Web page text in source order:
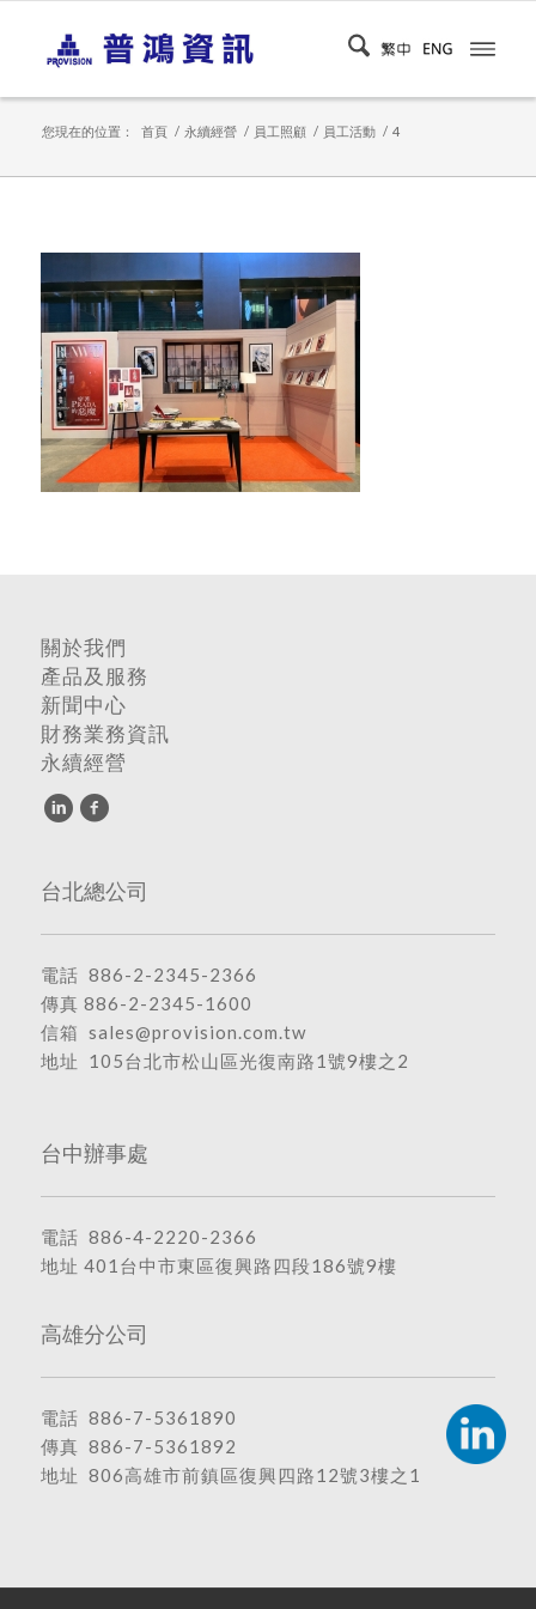
您現在的位置： 首頁 / 永續經營 / 員工照顧 / 員工活動 / 4
關於我們
產品及服務
新聞中心
財務業務資訊
永續經營
台北總公司
電話 886-2-2345-2366
傳真 886-2-2345-1600
信箱 sales@provision.com.tw
地址 105台北市松山區光復南路1號9樓之2
台中辦事處
電話 886-4-2220-2366
地址 401台中市東區復興路四段186號9樓
高雄分公司
電話 886-7-5361890
傳真 886-7-5361892
地址 806高雄市前鎮區復興四路12號3樓之1